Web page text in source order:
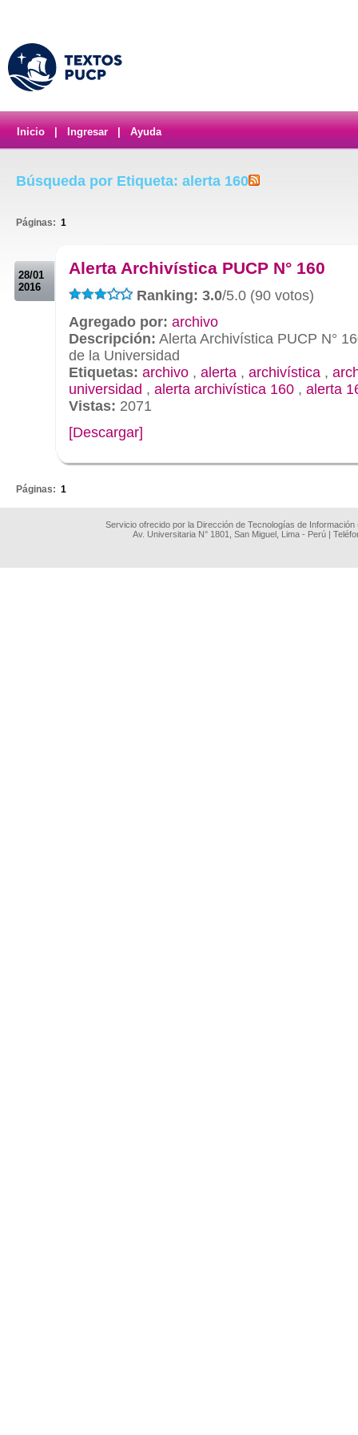
Inicio Ingresar Ayuda
Búsqueda por Etiqueta: alerta 160
Páginas: 1
28/01
2016
Alerta Archivística PUCP N° 160
Ranking: 3.0/5.0 (90 votos)
Agregado por: archivo
Descripción: Alerta Archivística PUCP N°
de la Universidad
Etiquetas: archivo , alerta , archivística ,
universidad , alerta archivística 160 , alerta
Vistas: 2071
[Descargar]
Páginas: 1
Servicio ofrecido por la Dirección de Tecnologías de
Av. Universitaria N° 1801, San Miguel, Lima - Perú |